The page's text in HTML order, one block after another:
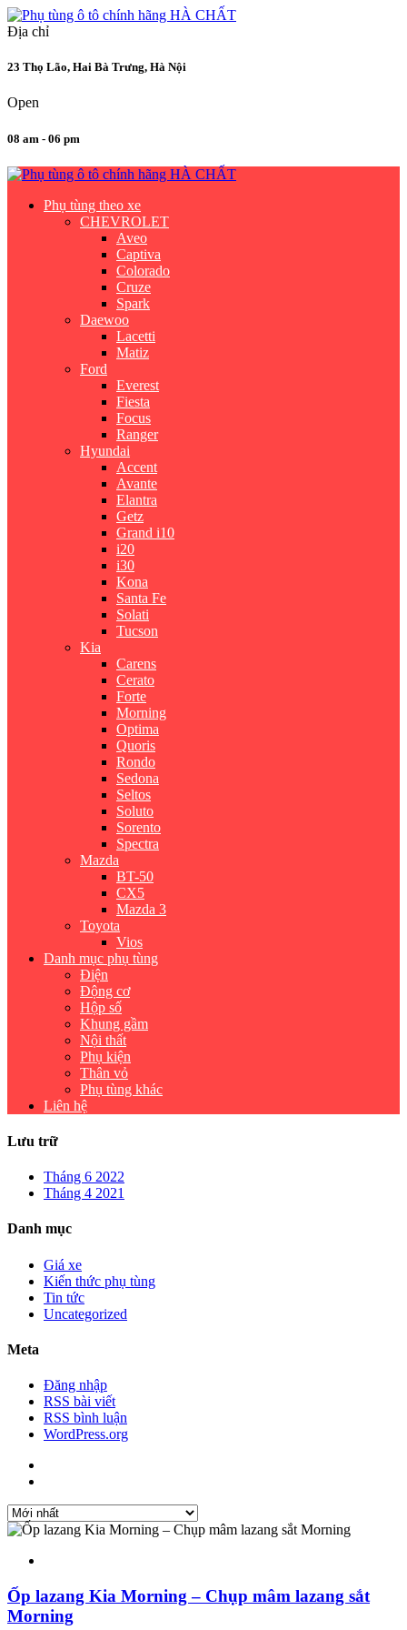
Địa chỉ
23 Thọ Lão, Hai Bà Trưng, Hà Nội
Open
08 am - 06 pm
Phụ tùng theo xe
CHEVROLET
Aveo
Captiva
Colorado
Cruze
Spark
Daewoo
Lacetti
Matiz
Ford
Everest
Fiesta
Focus
Ranger
Hyundai
Accent
Avante
Elantra
Getz
Grand i10
i20
i30
Kona
Santa Fe
Solati
Tucson
Kia
Carens
Cerato
Forte
Morning
Optima
Quoris
Rondo
Sedona
Seltos
Soluto
Sorento
Spectra
Mazda
BT-50
CX5
Mazda 3
Toyota
Vios
Danh mục phụ tùng
Điện
Động cơ
Hộp số
Khung gầm
Nội thất
Phụ kiện
Thân vỏ
Phụ tùng khác
Liên hệ
Lưu trữ
Tháng 6 2022
Tháng 4 2021
Danh mục
Giá xe
Kiến thức phụ tùng
Tin tức
Uncategorized
Meta
Đăng nhập
RSS bài viết
RSS bình luận
WordPress.org
Ốp lazang Kia Morning – Chụp mâm lazang sắt
Morning